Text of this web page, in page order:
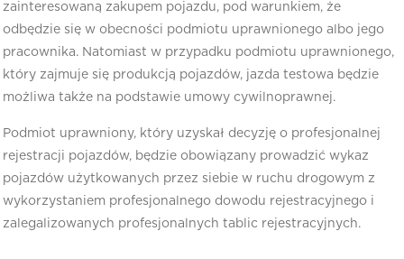
zainteresowaną zakupem pojazdu, pod warunkiem, że
odbędzie się w obecności podmiotu uprawnionego albo jego
pracownika. Natomiast w przypadku podmiotu uprawnionego,
który zajmuje się produkcją pojazdów, jazda testowa będzie
możliwa także na podstawie umowy cywilnoprawnej.
Podmiot uprawniony, który uzyskał decyzję o profesjonalnej
rejestracji pojazdów, będzie obowiązany prowadzić wykaz
pojazdów użytkowanych przez siebie w ruchu drogowym z
wykorzystaniem profesjonalnego dowodu rejestracyjnego i
zalegalizowanych profesjonalnych tablic rejestracyjnych.